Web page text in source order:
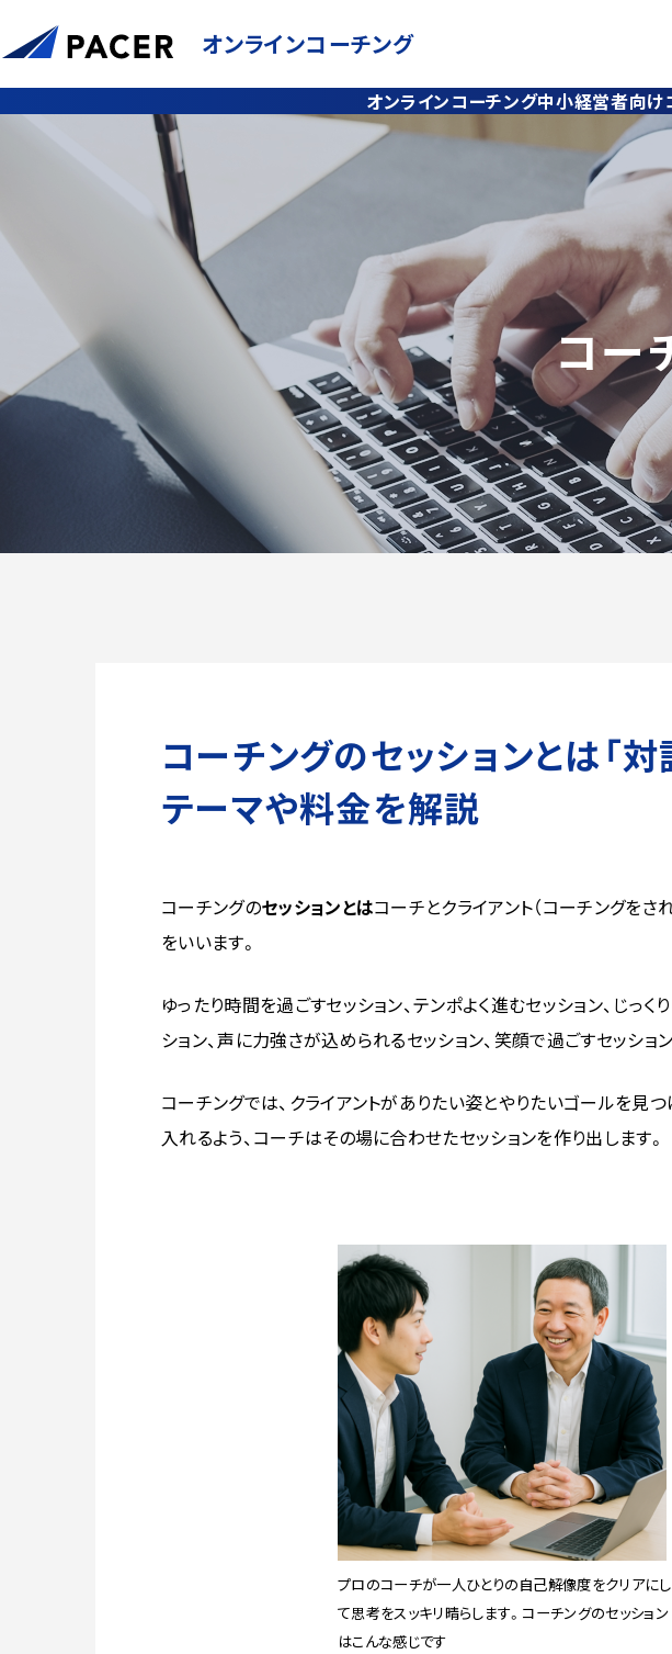
個人を前進させるコーチング
組織を前進させる1on1ミーティング
オンラインコーチング中小経営者向け
コー
オンラインコーチング
コーチングのセッションとは「対
テーマや料金を解説
コーチングのセッションとはコーチとクライアント（コーチングをさ
をいいます。
ゆったり時間を過ごすセッション、テンポよく進むセッション、じっく
ション、声に力強さが込められるセッション、笑顔で過ごすセッション
コーチングでは、クライアントがありたい姿とやりたいゴールを見
入れるよう、コーチはその場に合わせたセッションを作り出します。
プロのコーチが一人ひとりの自己解像度をクリアにし
て思考をスッキリ晴らします。コーチングのセッション
はこんな感じです